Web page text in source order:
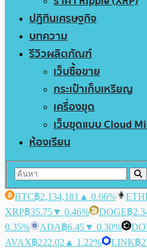
ปฏิทินเศรษฐกิจ
บทความ
รีวิวผลิตภัณฑ์
เว็บซื้อขาย
กระเป๋าเก็บเหรียญ
เครื่องขุด
เว็บขุดแบบ Cloud
ห้องเรียน
BTC฿2,134,181 ▲ 0.66% ETH
XRP฿35.75▼ 0.46% DOGE฿
0.35%
ADA฿6.45▼ 0.30%
AVAX฿222.02 ▲ 1.22% LINK฿